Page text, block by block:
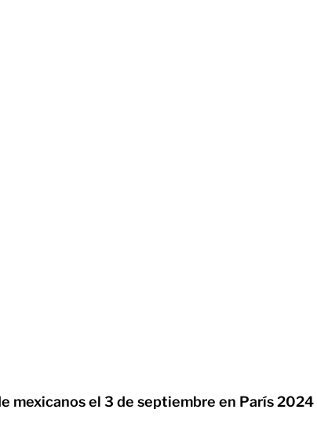
mexicanos el 3 de septiembre en París 2024